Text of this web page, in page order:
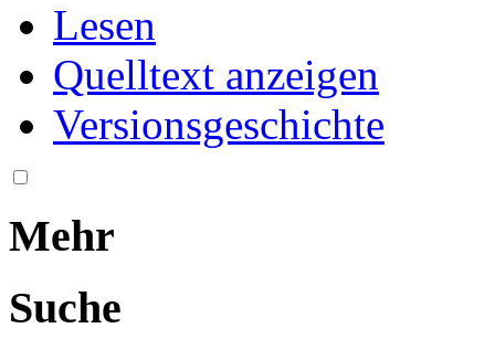
Lesen
Quelltext anzeigen
Versionsgeschichte
Mehr
Suche